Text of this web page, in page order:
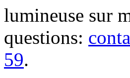
lumineuse sur
questions:
59.